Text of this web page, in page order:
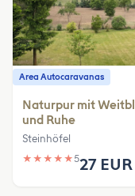
Area Autocaravanas
Naturpur mit
und Ruhe
Steinhöfel
★ ★ ★ ★ ★527 EUR